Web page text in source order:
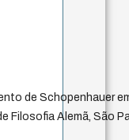
de Schopenhauer
Filosofia Alemã, São